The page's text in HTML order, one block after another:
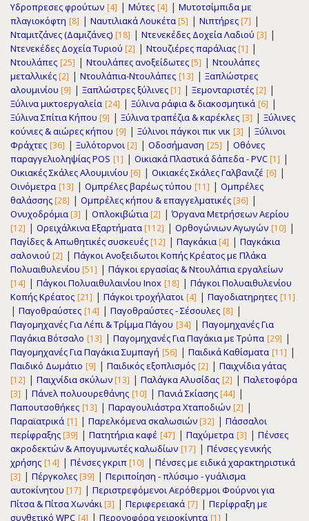
Υδροπρεσες φρούτων [4] | Μύτες [4] | Μυτοτσίμπιδα με
πλαγιοκόφτη [8] | Ναυτιλιακά Λουκέτα [5] | Νιπτήρες [7] |
Νταμιτζάνες (Δαμιζάνες) [18] | Ντενεκέδες Δοχεία Λαδιού [3] |
Ντενεκέδες Δοχεία Τυριού [2] | Ντουζιέρες παράλιας [1] |
Ντουλάπες [25] | Ντουλάπες ανοξείδωτες [5] | Ντουλάπες
μεταλλικές [2] | Ντουλάπια-Ντουλάπες [13] | Ξαπλώστρες
αλουμινίου [9] | Ξαπλώστρες ξύλινες [1] | Ξεμονταριστές [2] |
Ξύλινα μικτοεργαλεία [24] | Ξύλινα ράφια & διακοσμητικά [6] |
Ξύλινα Σπίτια Κήπου [9] | Ξύλινα τραπέζια & καρέκλες [3] | Ξύλινες
κούνιες & αιώρες κήπου [9] | Ξύλινοι πάγκοι πικ νικ [3] | Ξύλινοι
Φράχτες [36] | Ξυλότορνοι [2] | Οδοσήμανση [25] | Οθόνες
παραγγελιοληψίας POS [1] | Οικιακά Πλαστικά δάπεδα - PVC [1] |
Οικιακές Σκάλες Αλουμινίου [6] | Οικιακές Σκάλες Γαλβανιζέ [6] |
Οινόμετρα [13] | Ομπρέλες βαρέως τύπου [11] | Ομπρέλες
θαλάσσης [28] | Ομπρέλες κήπου & επαγγελματικές [36] |
Ονυχοδρόμια [3] | Οπλοκιβώτια [2] |Όργανα Μετρήσεων Αερίου
[12] | Ορειχάλκινα Εξαρτήματα [112] | Ορθογώνιων Αγωγών [10] |
Παγίδες & Απωθητικές συσκευές [12] | Παγκάκια [4] | Παγκάκια
σαλονιού [2] | Πάγκοι Ανοξειδωτοι Κοπής Κρέατος με Πλάκα
Πολυαιθυλενίου [51] | Πάγκοι εργασίας & Ντουλάπια εργαλείων
[14] | Πάγκοι Πολυαιθυλαινίου Inox [18] | Πάγκοι Πολυαιθυλενίου
Κοπής Κρέατος [21] | Πάγκοι τροχήλατοι [4] | Παγοδιατηρητες [11]
| Παγοθραύστες [14] | Παγοθραύστες - Σέσουλες [8] |
Παγομηχανές Για Λέπι & Τρίμμα Πάγου [34] | Παγομηχανές Για
Παγάκια Βότσαλο [13] | Παγομηχανές Για Παγάκια με Τρύπα [29] |
Παγομηχανές Για Παγάκια Συμπαγή [56] | Παιδικά Καθίσματα [11] |
Παιδικό Δωμάτιο [9] | Παιδικός εξοπλισμός [2] | Παιχνίδια γάτας
[12] | Παιχνίδια σκύλων [13] | Παλάγκα Αλυσίδας [2] | Παλετοφόρα
[3] | Πάνελ πολυουρεθάνης [10] | Πανιά Σκίασης [44] |
Παπουτσοθήκες [13] | Παραγουλιάστρα Χταποδιών [2] |
Παραϊατρικά [1] | Παρελκόμενα σκαλωσιών [32] | Πάσσαλοι
περίφραξης [39] | Πατητήρια καφέ [47] | Παχύμετρα [3] | Πένσες
ακροδεκτών & Απογυμνωτές καλωδίων [17] | Πένσες γενικής
χρήσης [14] | Πένσες γκριπ [10] | Πένσες με ειδικά χαρακτηριστικά
[3] | Πέργκολες [39] | Περιποίηση - πλύσιμο - γυάλισμα
αυτοκίνητου [17] | Περιστρεφόμενοι Αερόθερμοι Φούρνοι για
Πίτσα & Πίτσα Χωνάκι [3] | Περιφερειακά [7] | Περίφραξη με
συνθετικό WPC [4] | Περονοφόρα χειροκίνητα [1] |